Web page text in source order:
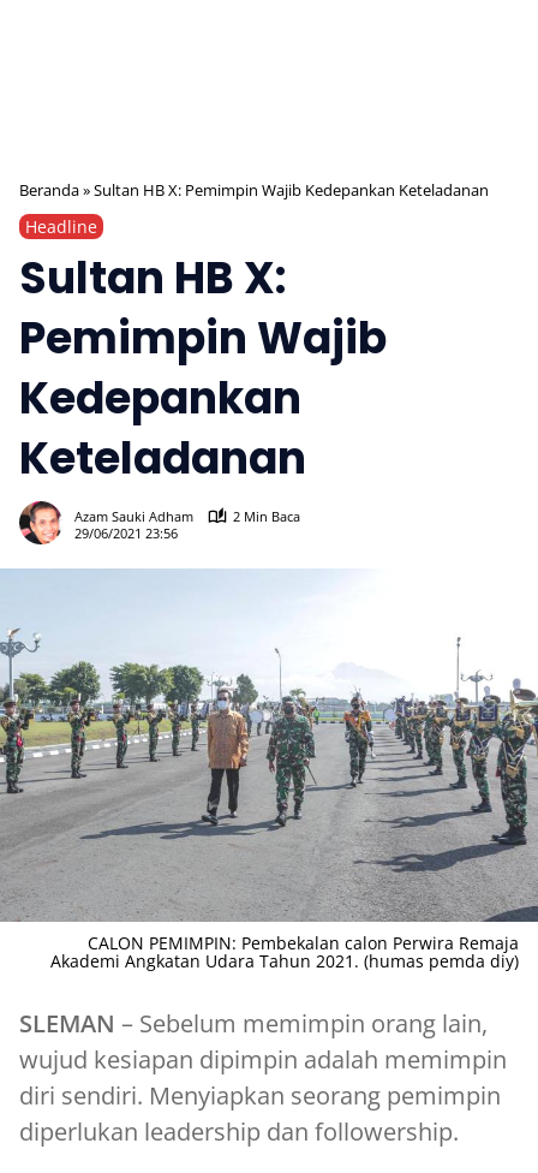
Beranda»Sultan HB X: Pemimpin Wajib Kedepankan Keteladanan
Headline
Sultan HB X:
Pemimpin Wajib
Kedepankan
Keteladanan
Azam Sauki Adham
2 Min Baca
29/06/2021 23:56
CALON PEMIMPIN: Pembekalan calon Perwira Remaja
Akademi Angkatan Udara Tahun 2021. (humas pemda diy)
SLEMAN – Sebelum memimpin orang lain,
wujud kesiapan dipimpin adalah memimpin
diri sendiri. Menyiapkan seorang pemimpin
diperlukan leadership dan followership.